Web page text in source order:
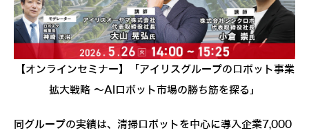
【オンラインセミナー】「アイリスグループのロボット事業
拡大戦略 ～AIロボット市場の勝ち筋を探る」
同グループの実績は、清掃ロボットを中心に導入企業7,000